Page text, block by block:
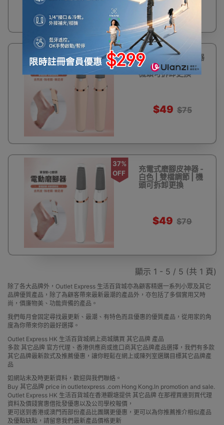
34%
OFF
充電式磨腳皮神器
- 粉色 | 雙檔調節 |
機頭可拆卸更換
$49 $75
37%
OFF
充電式磨腳皮神器 -
白色 | 雙檔調節 | 機
頭可拆卸更換
$49 $79
顯示 1 - 5 / 5 (共 1 頁)
除了各大品牌外，Outlet Express 生活百貨城亦為顧客精選一系列小眾及其它
品牌優質產品，除了為顧客帶來最新最潮的產品外，亦包括了多個實用又時
尚，價廉物美、功能齊備的產品。
我們每月會固定尋找最更新、最潮、有特色而且優惠的優質產品，從用家的角
度為你帶來你的最好選擇。
Outlet Express HK 生活百貨城網上商城購買 其它品牌 產品
多款 其它品牌 官方代理、香港供應商或進口商其它品牌產品選擇，我們有多款
其它品牌最新款式及推薦優惠，讓你輕鬆在網上或陳列室選購目標其它品牌產
品
如網站未及時更新資料，歡迎與我們聯絡。
Buy 其它品牌 price in outletexpress .com Hong Kong.In promotion and sale.
Outlet Express HK 生活百貨城在香港觀塘提供 其它品牌 在那裡買邊到買代理
資料及價錢實惠借批發優惠以及公司學校報價，
更可送到香港或澳門而部份產品比團購更優惠，更可以為你推薦推介相似產品
及優點缺點，請留意我們最新產品價格更新